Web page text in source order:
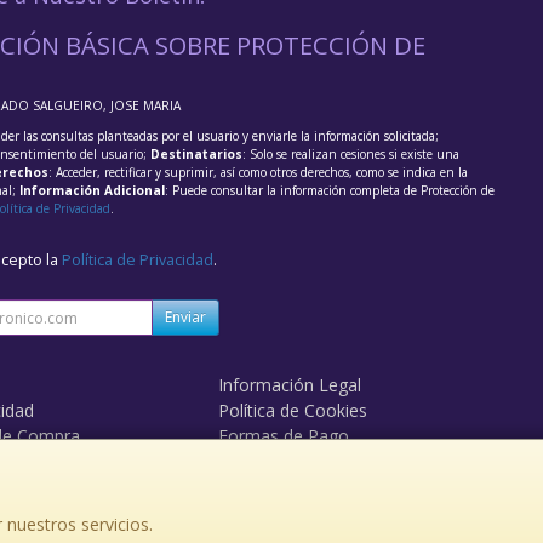
servicios.
BÁSICA SOBRE PROTECCIÓN DE
SALGUEIRO, JOSE MARIA
las consultas planteadas por el usuario y enviarle la información solicitada;
del usuario; Destinatarios: Solo se realizan cesiones si existe una
: Acceder, rectificar y suprimir, así como otros derechos, como se indica en la
Información Adicional: Puede consultar la información completa de Protección de
de Privacidad.
la Política de Privacidad.
Enviar
Información Legal
Política de Cookies
Compra
Formas de Pago